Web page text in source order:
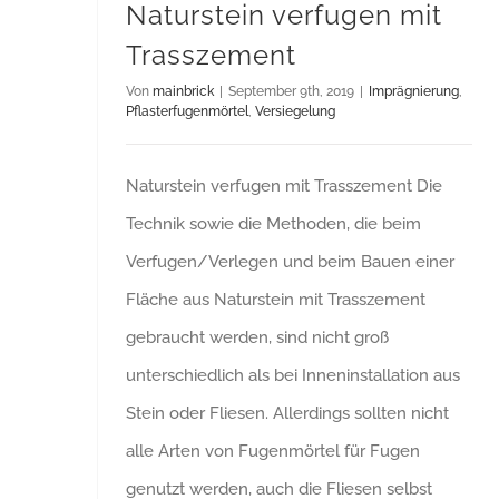
Naturstein verfugen mit
Trasszement
Von mainbrick September 9th, 2019 Imprägnierung,
Pflasterfugenmörtel, Versiegelung
Naturstein verfugen mit Trasszement Die
Technik sowie die Methoden, die beim
Verfugen/Verlegen und beim Bauen einer
Fläche aus Naturstein mit Trasszement
gebraucht werden, sind nicht groß
unterschiedlich als bei Inneninstallation aus
Stein oder Fliesen. Allerdings sollten nicht
alle Arten von Fugenmörtel für Fugen
genutzt werden, auch die Fliesen selbst